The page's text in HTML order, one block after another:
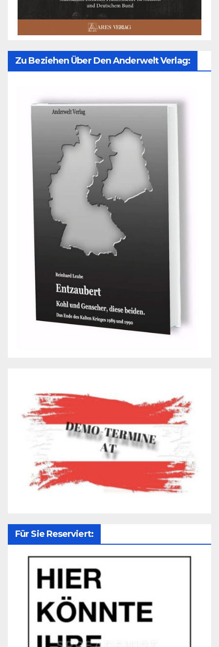
Zu Beziehen Über Den Anderwelt Verlag:
Für Sie Reserviert: